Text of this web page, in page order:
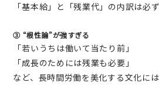
「基本給」と「残業代」の内訳は必
③ “根性論”が強すぎる
「若いうちは働いて当たり前」
「成長のためには残業も必要」
など、長時間労働を美化する文化には